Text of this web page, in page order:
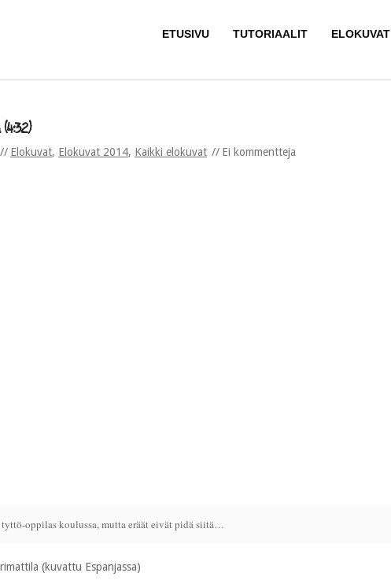
ETUSIVU TUTORIAALIT ELOKUVAT
Elokuvat, Elokuvat 2014, Kaikki elokuvat Ei kommentteja
oppilas koulussa, mutta eräät eivät pidä siitä…
(kuvattu Espanjassa)